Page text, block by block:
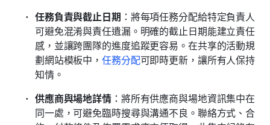
任務負責與截止日期 ：將每項任務分配給特定負責人
可避免混淆與責任遺漏。明確的截止日期能建立責任
感，並讓跨團隊的進度追蹤更容易。在共享的活動規
劃網站模板中，任務分配可即時更新，讓所有人保持
知情。
供應商與場地詳情：將所有供應商與場地資訊集中在
同一處，可避免臨時搜尋與溝通不良。聯絡方式、合